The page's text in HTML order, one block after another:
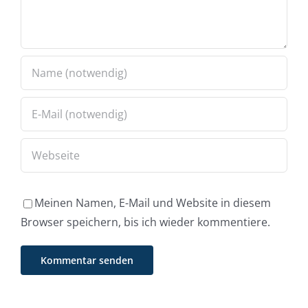
Meinen Namen, E-Mail und Website in diesem
Browser speichern, bis ich wieder kommentiere.